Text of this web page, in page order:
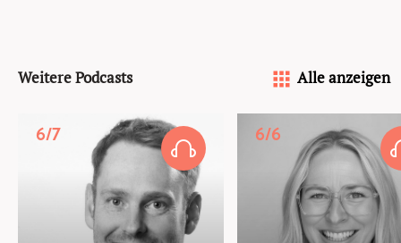
Weitere Podcasts Alle anzeigen
6/7 6/6